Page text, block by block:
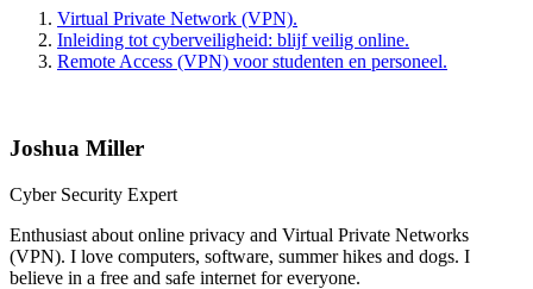
Virtual Private Network (VPN).
Inleiding tot cyberveiligheid: blijf veilig online.
Remote Access (VPN) voor studenten en personeel.
Joshua Miller
Cyber Security Expert
Enthusiast about online privacy and Virtual Private Networks
(VPN). I love computers, software, summer hikes and dogs. I
believe in a free and safe internet for everyone.